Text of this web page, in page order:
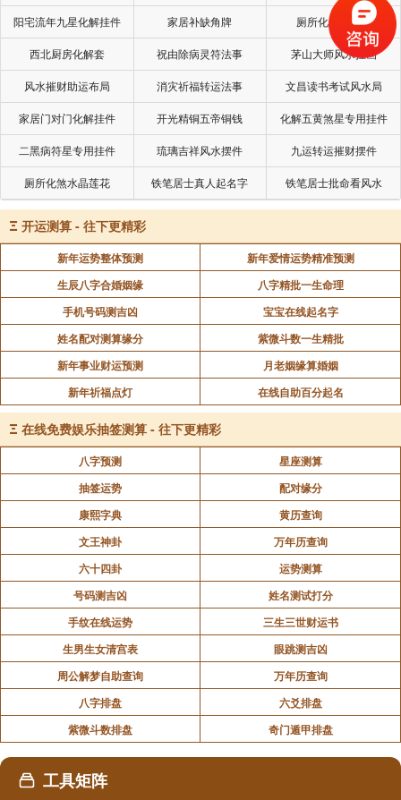
阳宅流年九星化解挂件 家居补缺角牌 厕所化秽气煞套
西北厨房化解套 祝由除病灵符法事 茅山大师风水挂画
风水摧财助运布局 消灾祈福转运法事 文昌读书考试风水局
家居门对门化解挂件 开光精铜五帝铜钱 化解五黄煞星专用挂件
二黑病符星专用挂件 琉璃吉祥风水摆件 九运转运摧财摆件
厕所化煞水晶莲花 铁笔居士真人起名字 铁笔居士批命看风水
Ξ 开运测算 - 往下更精彩
新年运势整体预测
新年爱情运势精准预测
生辰八字合婚姻缘
八字精批一生命理
手机号码测吉凶
宝宝在线起名字
姓名配对测算缘分
紫微斗数一生精批
新年事业财运预测
月老姻缘算婚姻
新年祈福点灯
在线自助百分起名
Ξ 在线免费娱乐抽签测算 - 往下更精彩
八字预测
星座测算
抽签运势
配对缘分
康熙字典
黄历查询
文王神卦
万年历查询
六十四卦
运势测算
号码测吉凶
姓名测试打分
手纹在线运势
三生三世财运书
生男生女清宫表
眼跳测吉凶
周公解梦自助查询
万年历查询
八字排盘
六爻排盘
紫微斗数排盘
奇门遁甲排盘
工具矩阵